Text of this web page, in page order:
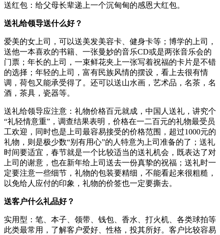
送红包：给父母长辈递上一个沉甸甸的感恩大红包。
送礼给领导送什么好？
爱美的女上司，可以送美发美容卡、健身卡等；博学的上司，
送他一本喜欢的书籍、一张曼妙的音乐CD或是两张音乐会的
门票；年长的上司，一束鲜花夹上一张写着祝福的卡片是不错
的选择；年轻的上司，富有民族风情的摆设，看上去很有情
调，荷包又能承受得了。还可以送山水画，艺术品，名茶，名
酒，茶具，瓷器等。
送礼给领导应注意：礼物价格百元就成，中国人送礼，讲究个
“礼轻情意重”，调查结果表明，价格在一二百元的礼物最受员
工欢迎，同时也是上司最容易接受的价格范围，超过1000元的
礼物，则是极少数“别有用心”的人特意为上司准备的了；送礼
时间要适宜，春节就是一个比较适当的送礼机会，既表达了对
上司的谢意，也在新年给上司送去一份真挚的祝福；送礼时一
定要注意一些细节，礼物的包装要精细，不能看起来很粗糙，
以免给人应付的印象，礼物的价签也一定要撕去。
送客户什么礼品好？
实用型：笔、本子、领带、钱包、香水、打火机、各类球拍等
此类最常用，了解客户爱好、性格，投其所好。客户比较容易